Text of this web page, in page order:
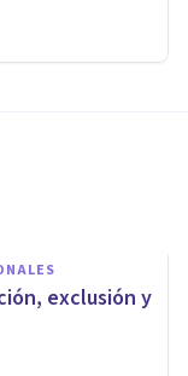
exclusión y